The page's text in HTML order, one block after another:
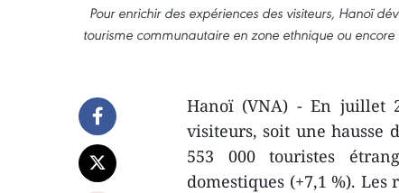
Pour enrichir des expériences des visiteurs, Hanoï
tourisme communautaire en zone ethnique ou
Hanoï (VNA) - En juillet
visiteurs, soit une hausse
553 000 touristes
domestiques (+7,1 %).